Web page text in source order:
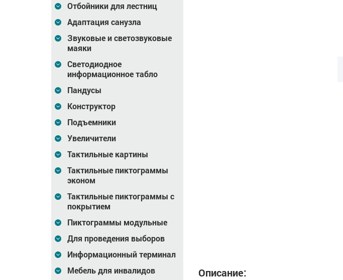
Отбойники для лестниц
Адаптация санузла
Звуковые и светозвуковые
маяки
Светодиодное
информационное табло
Пандусы
Конструктор
Подъемники
Увеличители
Тактильные картины
Тактильные пиктограммы
эконом
Тактильные пиктограммы с
покрытием
Пиктограммы модульные
Для проведения выборов
Информационный терминал
Мебель для инвалидов
Стойка для
мнемосхемы
630x800мм
Цена 28 085₽
В корзину
мнемосхемы (AISI 304,
Цена
Описание: